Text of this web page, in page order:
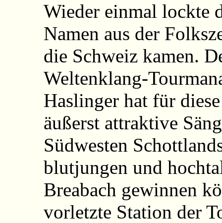
Wieder einmal lockte
Namen aus der
die Schweiz kamen.
Weltenklang-
Haslinger hat für
äußerst attraktive
Südwesten
blutjungen und
Breabach gewinnen
vorletzte Station der